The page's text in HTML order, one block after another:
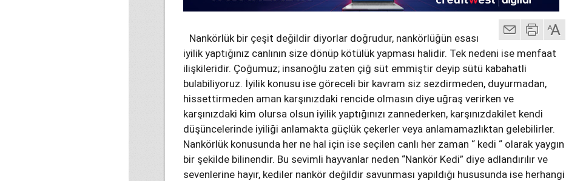
Nankörlük bir çeşit değildir diyorlar doğrudur, nankörlüğün esası
iyilik yaptığınız canlının size dönüp kötülük yapması halidir. Tek nedeni ise menfaat
ilişkileridir. Çoğumuz; insanoğlu zaten çiğ süt emmiştir deyip sütü kabahatli
bulabiliyoruz. İyilik konusu ise göreceli bir kavram siz sezdirmeden, duyurmadan,
hissettirmeden aman karşınızdaki rencide olmasın diye uğraş verirken ve
karşınızdaki kim olursa olsun iyilik yaptığınızı zannederken, karşınızdakilet kendi
düşüncelerinde iyiliği anlamakta güçlük çekerler veya anlamamazlıktan gelebilirler.
Nankörlük konusunda her ne hal için ise seçilen canlı her zaman “ kedi “ olarak yaygın
bir şekilde bilinendir. Bu sevimli hayvanlar neden “Nankör Kedi” diye adlandırılır ve
sevenlerine hayır, kediler nankör değildir savunması yapıldığı hususunda ise herhangi